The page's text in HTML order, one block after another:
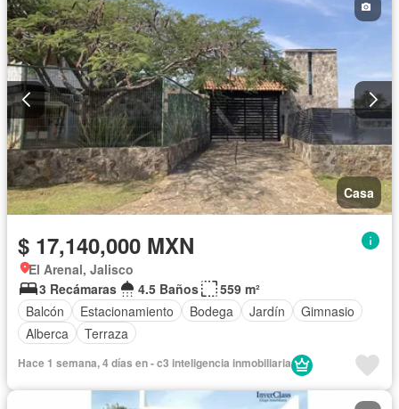
Casa
$ 17,140,000 MXN
El Arenal, Jalisco
3 Recámaras
4.5 Baños
559 m²
Balcón
Estacionamiento Bodega Jardín
Gimnasio
Alberca
Terraza
Hace 1 semana, 4 días en - c3 inteligencia inmobiliaria